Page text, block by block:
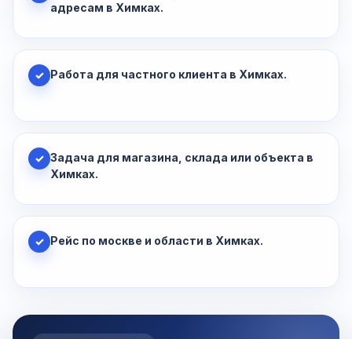
адресам в Химках.
✓ Работа для частного клиента в Химках.
✓ Задача для магазина, склада или объекта в
Химках.
✓ Рейс по москве и области в Химках.